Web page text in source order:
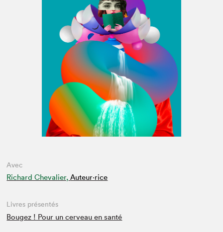
Avec
Richard Chevalier, Auteur·rice
Livres présentés
Bougez ! Pour un cerveau en santé